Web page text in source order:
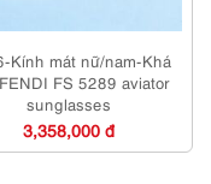
Kính mát nữ/nam-Khá
FS 5289 aviator
sunglasses
3,358,000 đ